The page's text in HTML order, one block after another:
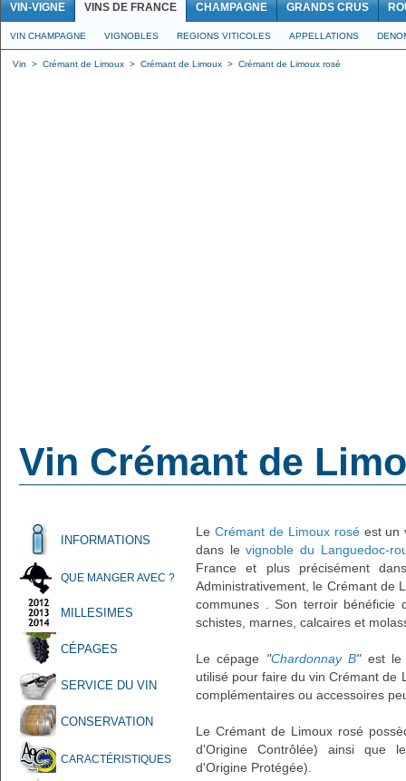
VIN-VIGNE VINS DE FRANCE CHAMPAGNE GRANDS CRUS
VIN CHAMPAGNE VIGNOBLES REGIONS VITICOLES APPELLATIONS
Vin > Crémant de Limoux > Crémant de Limoux > Crémant de Limoux rosé
Vin Crémant de
INFORMATIONS
QUE MANGER AVEC ?
MILLESIMES
CÉPAGES
SERVICE DU VIN
CONSERVATION
CARACTÉRISTIQUES
Le Crémant de Limoux roséest un
dans levignoble du Languedoc-
France et plus précisément
Administrativement, le Crémant de
communes . Son terroir bénéficie
schistes, marnes, calcaires et
Le cépage "Chardonnay B"est le
utilisé pour faire du vin Crémant de
complémentaires ou accessoires
Le Crémant de Limoux rosé
d'Origine Contrôlée) ainsi que
d'Origine Protégée).